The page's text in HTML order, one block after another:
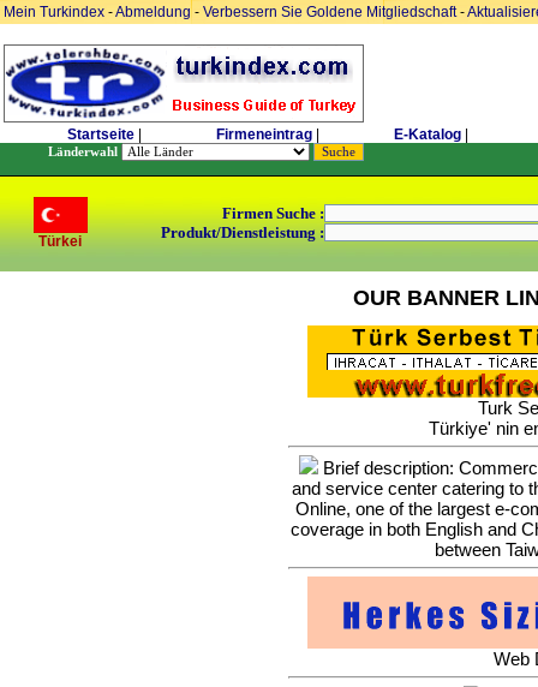
Mein Turkindex -Abmeldung- Verbessern Sie Goldene Mitgliedschaft-
Startseite Firmeneintrag E-Katalog
Länderwahl
Türkei
Firmen Suche :
Produkt/Dienstleistung :
OUR BANNER
Turk
Türkiye' nin
Brief description:
and service center catering to
Online, one of the largest e-
coverage in both English and
between
Web